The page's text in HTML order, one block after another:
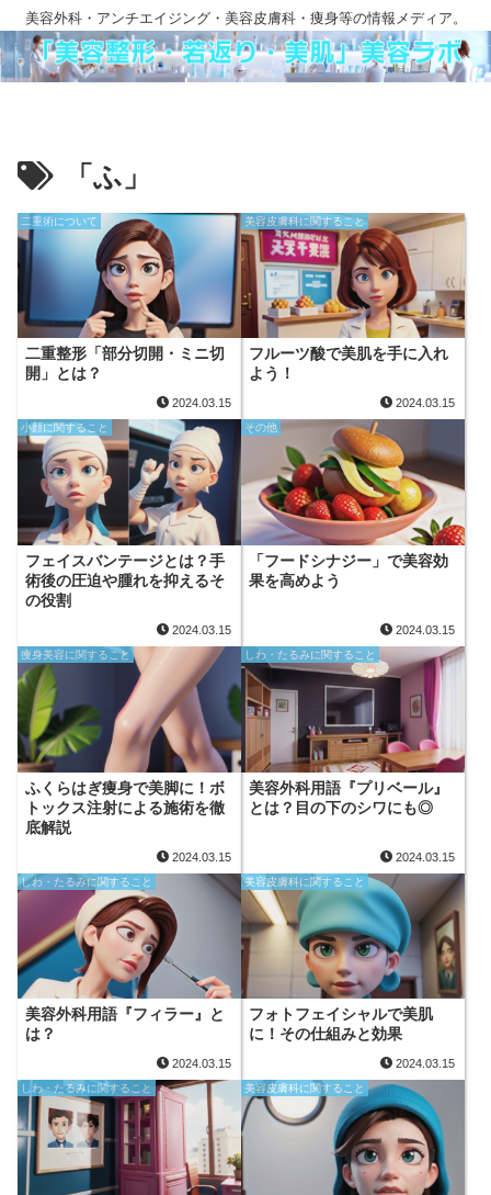
美容外科・アンチエイジング・美容皮膚科・痩身等の情報メディア。
「ふ」
二重術について
二重整形「部分切開・ミニ切
開」とは？
2024.03.15
美容皮膚科に関すること
フルーツ酸で美肌を手に入れ
よう！
2024.03.15
小顔に関すること
フェイスバンテージとは？手
術後の圧迫や腫れを抑えるそ
の役割
2024.03.15
その他
「フードシナジー」で美容効
果を高めよう
2024.03.15
痩身美容に関すること
ふくらはぎ痩身で美脚に！ボ
トックス注射による施術を徹
底解説
2024.03.15
しわ・たるみに関すること
美容外科用語『プリベール』
とは？目の下のシワにも◎
2024.03.15
しわ・たるみに関すること
美容外科用語『フィラー』と
は？
2024.03.15
美容皮膚科に関すること
フォトフェイシャルで美肌
に！その仕組みと効果
2024.03.15
しわ・たるみに関すること 美容皮膚科に関すること